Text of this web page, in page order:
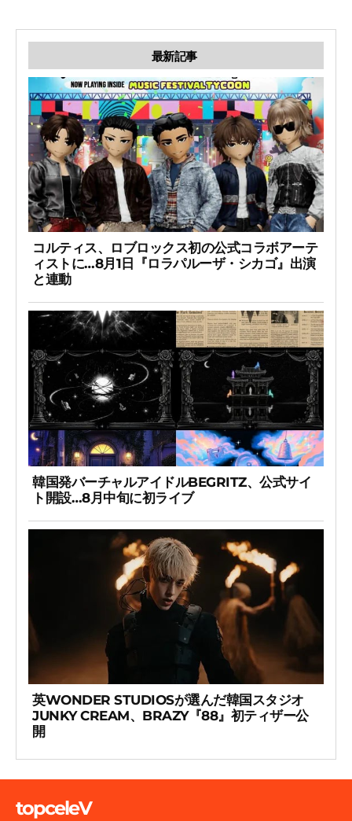
最新記事
コルティス、ロブロックス初の公式コラボアーテ
ィストに…8月1日『ロラパルーザ・シカゴ』出演
と連動
韓国発バーチャルアイドルBEGRITZ、公式サイ
ト開設…8月中旬に初ライブ
英WONDER STUDIOSが選んだ韓国スタジオ
JUNKY CREAM、BRAZY『88』初ティザー公
開
topceleV